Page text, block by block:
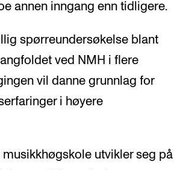
annen inngang enn tidligere.
spørreundersøkelse blant
ved NMH i flere
vil danne grunnlag for
i høyere
utvikler seg på